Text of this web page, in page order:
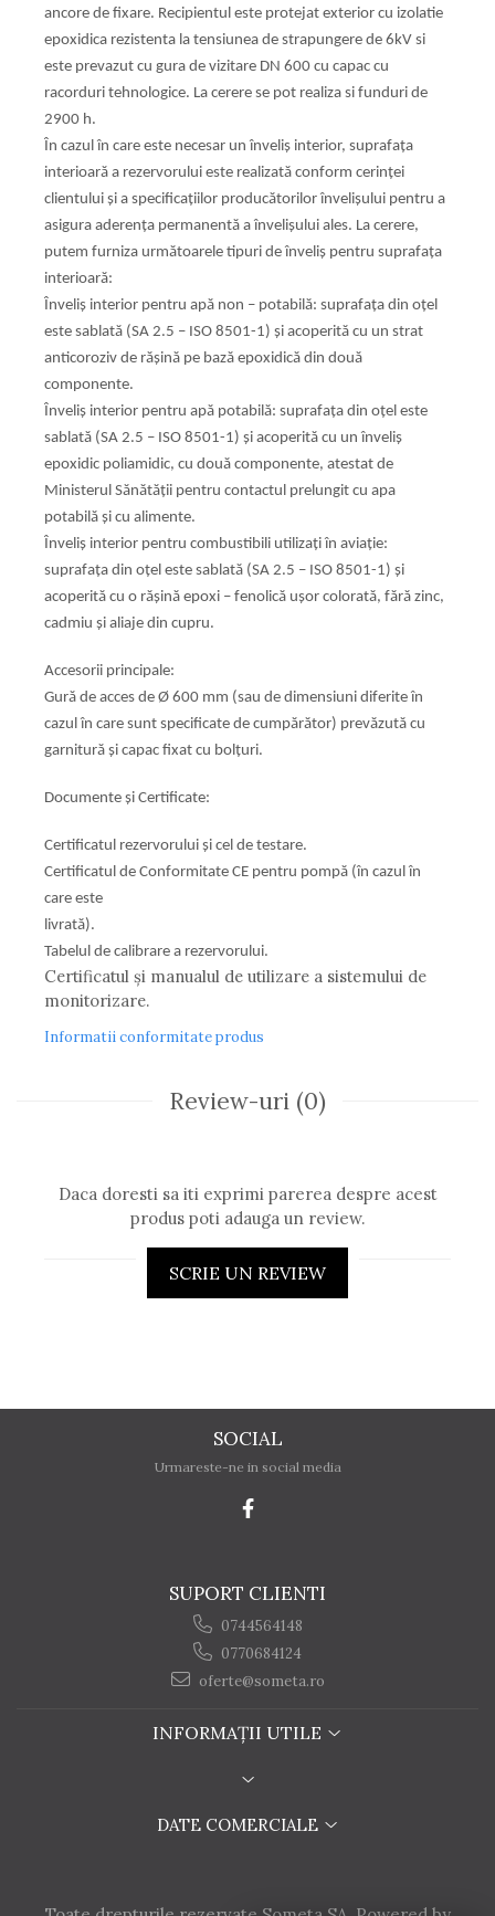
ancore de fixare. Recipientul este protejat exterior cu izolatie
epoxidica rezistenta la tensiunea de strapungere de 6kV si
este prevazut cu gura de vizitare DN 600 cu capac cu
racorduri tehnologice. La cerere se pot realiza si funduri de
2900 h.
În cazul în care este necesar un înveliş interior, suprafaţa
interioară a rezervorului este realizată conform cerinţei
clientului şi a specificaţiilor producătorilor învelişului pentru a
asigura aderenţa permanentă a învelişului ales. La cerere,
putem furniza următoarele tipuri de înveliş pentru suprafaţa
interioară:
Înveliş interior pentru apă non – potabilă: suprafaţa din oţel
este sablată (SA 2.5 – ISO 8501-1) şi acoperită cu un strat
anticoroziv de răşină pe bază epoxidică din două
componente.
Înveliş interior pentru apă potabilă: suprafaţa din oţel este
sablată (SA 2.5 – ISO 8501-1) şi acoperită cu un înveliş
epoxidic poliamidic, cu două componente, atestat de
Ministerul Sănătăţii pentru contactul prelungit cu apa
potabilă şi cu alimente.
Înveliş interior pentru combustibili utilizaţi în aviaţie:
suprafaţa din oţel este sablată (SA 2.5 – ISO 8501-1) şi
acoperită cu o răşină epoxi – fenolică uşor colorată, fără zinc,
cadmiu şi aliaje din cupru.
Accesorii principale:
Gură de acces de Ø 600 mm (sau de dimensiuni diferite în
cazul în care sunt specificate de cumpărător) prevăzută cu
garnitură şi capac fixat cu bolţuri.
Documente şi Certificate:
Certificatul rezervorului şi cel de testare.
Certificatul de Conformitate CE pentru pompă (în cazul în
care este
livrată).
Tabelul de calibrare a rezervorului.
Certificatul şi manualul de utilizare a sistemului de
monitorizare.
Informatii conformitate produs
Review-uri (0)
Daca doresti sa iti exprimi parerea despre acest
produs poti adauga un review.
SCRIE UN REVIEW
SOCIAL
Urmareste-ne in social media
SUPORT CLIENTI
0744564148
0770684124
oferte@someta.ro
INFORMAȚII UTILE
DATE COMERCIALE